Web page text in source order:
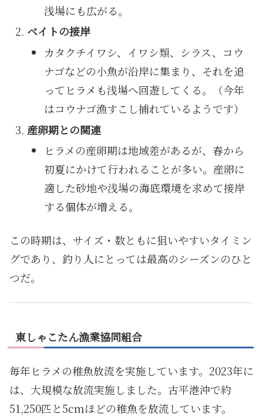
浅場にも広がる。
ベイトの接岸
カタクチイワシ、イワシ類、シラス、コウ
ナゴなどの小魚が沿岸に集まり、それを追
ってヒラメも浅場へ回遊してくる。（今年
はコウナゴ漁すこし捕れているようです）
産卵期との関連
ヒラメの産卵期は地域差があるが、春から
初夏にかけて行われることが多い。産卵に
適した砂地や浅場の海底環境を求めて接岸
する個体が増える。
この時期は、サイズ・数ともに狙いやすいタイミン
グであり、釣り人にとっては最高のシーズンのひと
つだ。
東しゃこたん漁業協同組合
毎年ヒラメの稚魚放流を実施しています。2023年に
は、大規模な放流実施しました。古平港沖で約
51,250匹と5cmほどの稚魚を放流しています。